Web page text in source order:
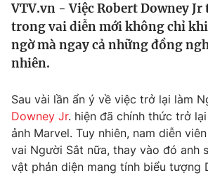
Thế giới
Tin tức
Thế giới đó đây
Câu chuyện quốc tế
Kinh tế
Thị trường
Góc doanh nghiệp
Dữ liệu và đời sống
Truyền hình
Phim VTV
Giải trí
VTV.vn - Việc Robert Downey
trong vai diễn mới không chỉ
ngờ mà ngay cả những đồng
nhiên.
Sau vài lần ẩn ý về việc trở lại làm
Downey Jr. hiện đã chính thức trở
ảnh Marvel. Tuy nhiên, nam diễn
vai Người Sắt nữa, thay vào đó anh
vật phản diện mang tính biểu tượng